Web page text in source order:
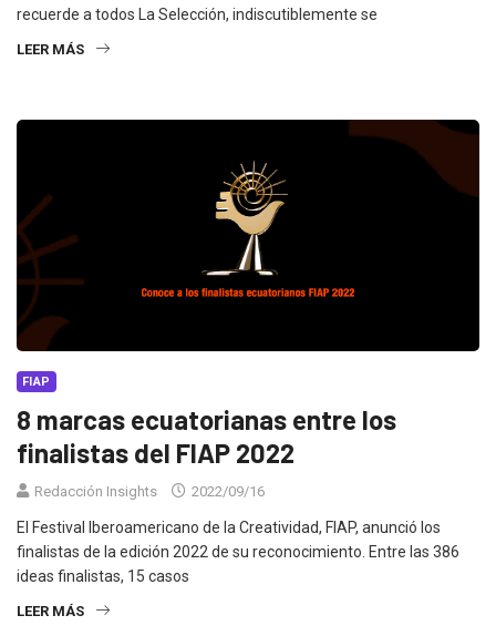
recuerde a todos La Selección, indiscutiblemente se
LEER MÁS
FIAP
8 marcas ecuatorianas entre los
finalistas del FIAP 2022
Redacción Insights 2022/09/16
El Festival Iberoamericano de la Creatividad, FIAP, anunció los
finalistas de la edición 2022 de su reconocimiento. Entre las 386
ideas finalistas, 15 casos
LEER MÁS